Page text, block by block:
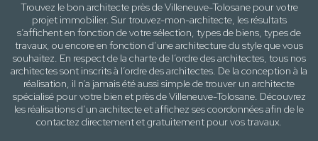
Trouvez le bon architecte près deVilleneuve-Tolosanepour votre
projet immobilier. Sur trouvez-mon-architecte, les résultats
s’affichent en fonction de votre sélection, types de biens, types de
travaux, ou encore en fonction d’une architecturedu style que vous
souhaitez. En respect de la charte de l’ordre des architectes, tous nos
architectes sont inscrits à l’ordre des architectes. De la conception à la
réalisation, il n’a jamais été aussi simple de trouver un architecte
spécialisé pour votre bien et près deVilleneuve-Tolosane. Découvrez
les réalisations d’un architecte et affichez ses coordonnées afin de le
contactez directement et gratuitement pourvos travaux.